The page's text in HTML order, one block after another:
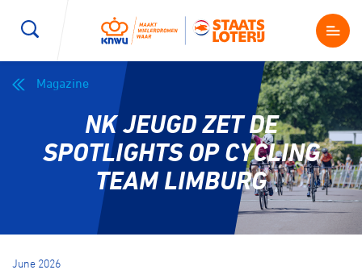
Kenniscentrum
Magazine
Magazine
NK JEUGD ZET DE
SPOTLIGHTS OP CYCLING
TEAM LIMBURG
June 2026
Wegwielrennen Mountainbiken
E-Racing
Kunstwielrijden ID-Cycling